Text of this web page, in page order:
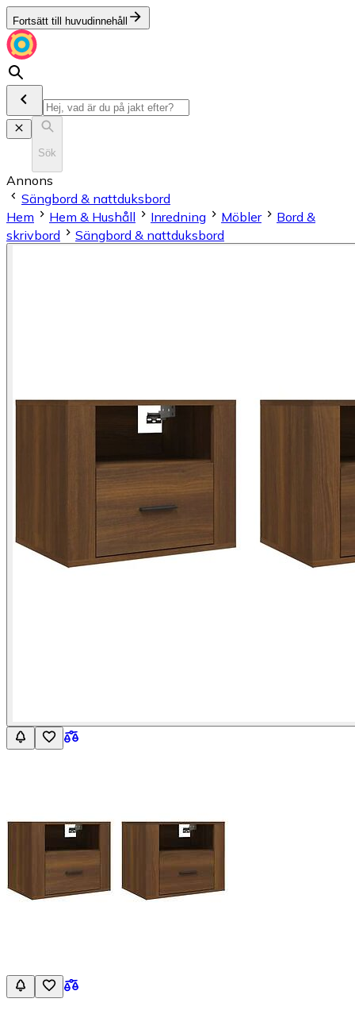
Fortsätt till huvudinnehåll
Sök
Annons
Sängbord & nattduksbord
Hem
Hem & Hushåll Inredning Möbler
Bord &
skrivbord
Sängbord & nattduksbord